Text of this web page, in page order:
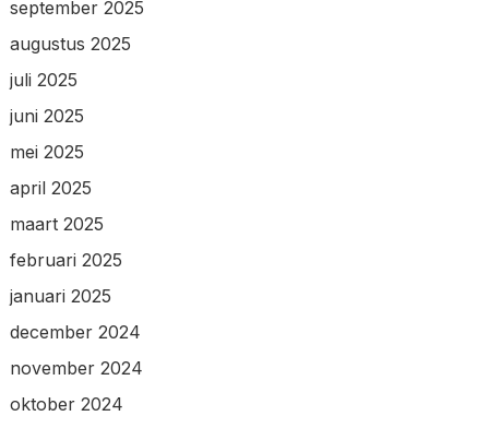
september 2025
augustus 2025
juli 2025
juni 2025
mei 2025
april 2025
maart 2025
februari 2025
januari 2025
december 2024
november 2024
oktober 2024